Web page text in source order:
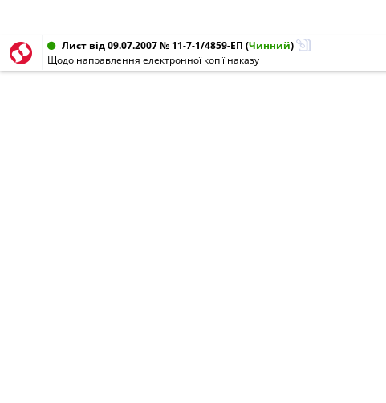
Лист від 09.07.2007 № 11-7-1/4859-ЕП (Чинний)
Щодо направлення електронної копії наказу